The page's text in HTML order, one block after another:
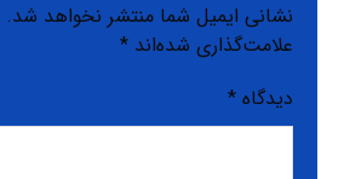
نشانی ایمیل شما منتشر نخواهد شد.
علامت‌گذاری شده‌اند*
دیدگاه*